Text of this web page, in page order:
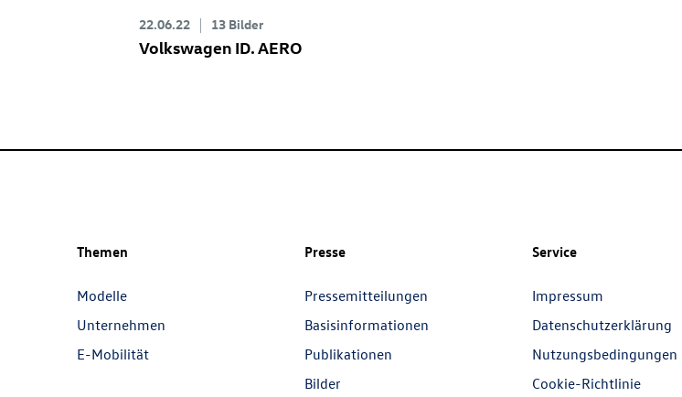
22.06.22 13 Bilder
Volkswagen ID. AERO
Themen
Modelle
Unternehmen
E-Mobilität
Presse
Pressemitteilungen
Basisinformationen
Publikationen
Bilder
Service
Impressum
Datenschutzerklärung
Nutzungsbedingungen
Cookie-Richtlinie